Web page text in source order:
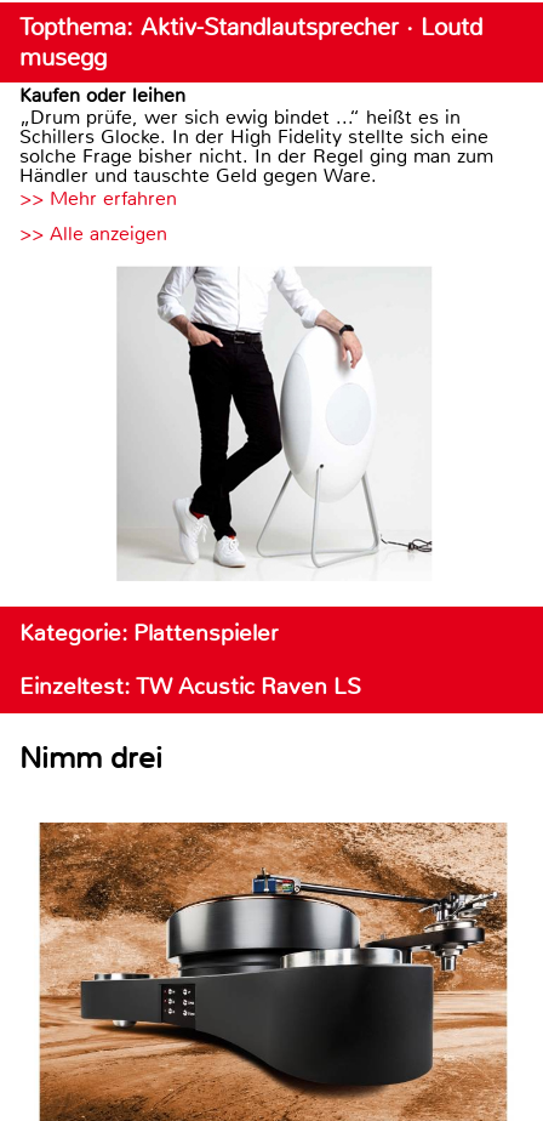
Topthema: Aktiv-Standlautsprecher · Loutd
musegg
Kaufen oder leihen
„Drum prüfe, wer sich ewig bindet ...“ heißt es in
Schillers Glocke. In der High Fidelity stellte sich eine
solche Frage bisher nicht. In der Regel ging man zum
Händler und tauschte Geld gegen Ware.
>> Mehr erfahren
>> Alle anzeigen
Kategorie: Plattenspieler
Einzeltest: TW Acustic Raven LS
Nimm drei